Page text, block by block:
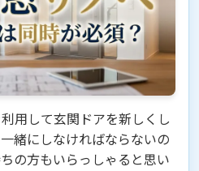
用して玄関ドアを新しくし
緒にしなければならないの
の方もいらっしゃると思い